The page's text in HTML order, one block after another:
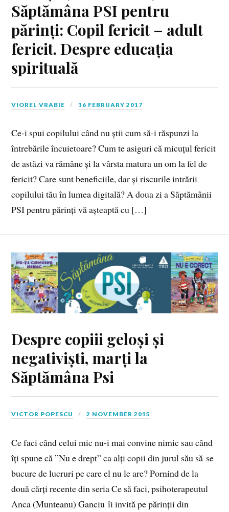
Săptămâna PSI pentru
părinți: Copil fericit – adult
fericit. Despre educația
spirituală
VIOREL VRABIE 16 FEBRUARY 2017
Ce-i spui copilului când nu știi cum să-i răspunzi la
întrebările încuietoare? Cum te asiguri că micuțul fericit
de astăzi va rămâne și la vârsta matura un om la fel de
fericit? Care sunt beneficiile, dar și riscurile intrării
copilului tău în lumea digitală? A doua zi a Săptămânii
PSI pentru părinți vă așteaptă cu […]
Despre copiii geloși și
negativiști, marți la
Săptămâna Psi
VICTOR POPESCU 2 NOVEMBER 2015
Ce faci când celui mic nu-i mai convine nimic sau când
îți spune că ”Nu e drept” ca alți copii din jurul său să se
bucure de lucruri pe care el nu le are? Pornind de la
două cărți recente din seria Ce să faci, psihoterapeutul
Anca (Munteanu) Ganciu îi invită pe părinții din